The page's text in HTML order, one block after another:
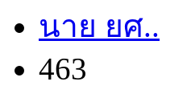
นาย ยศ..
463